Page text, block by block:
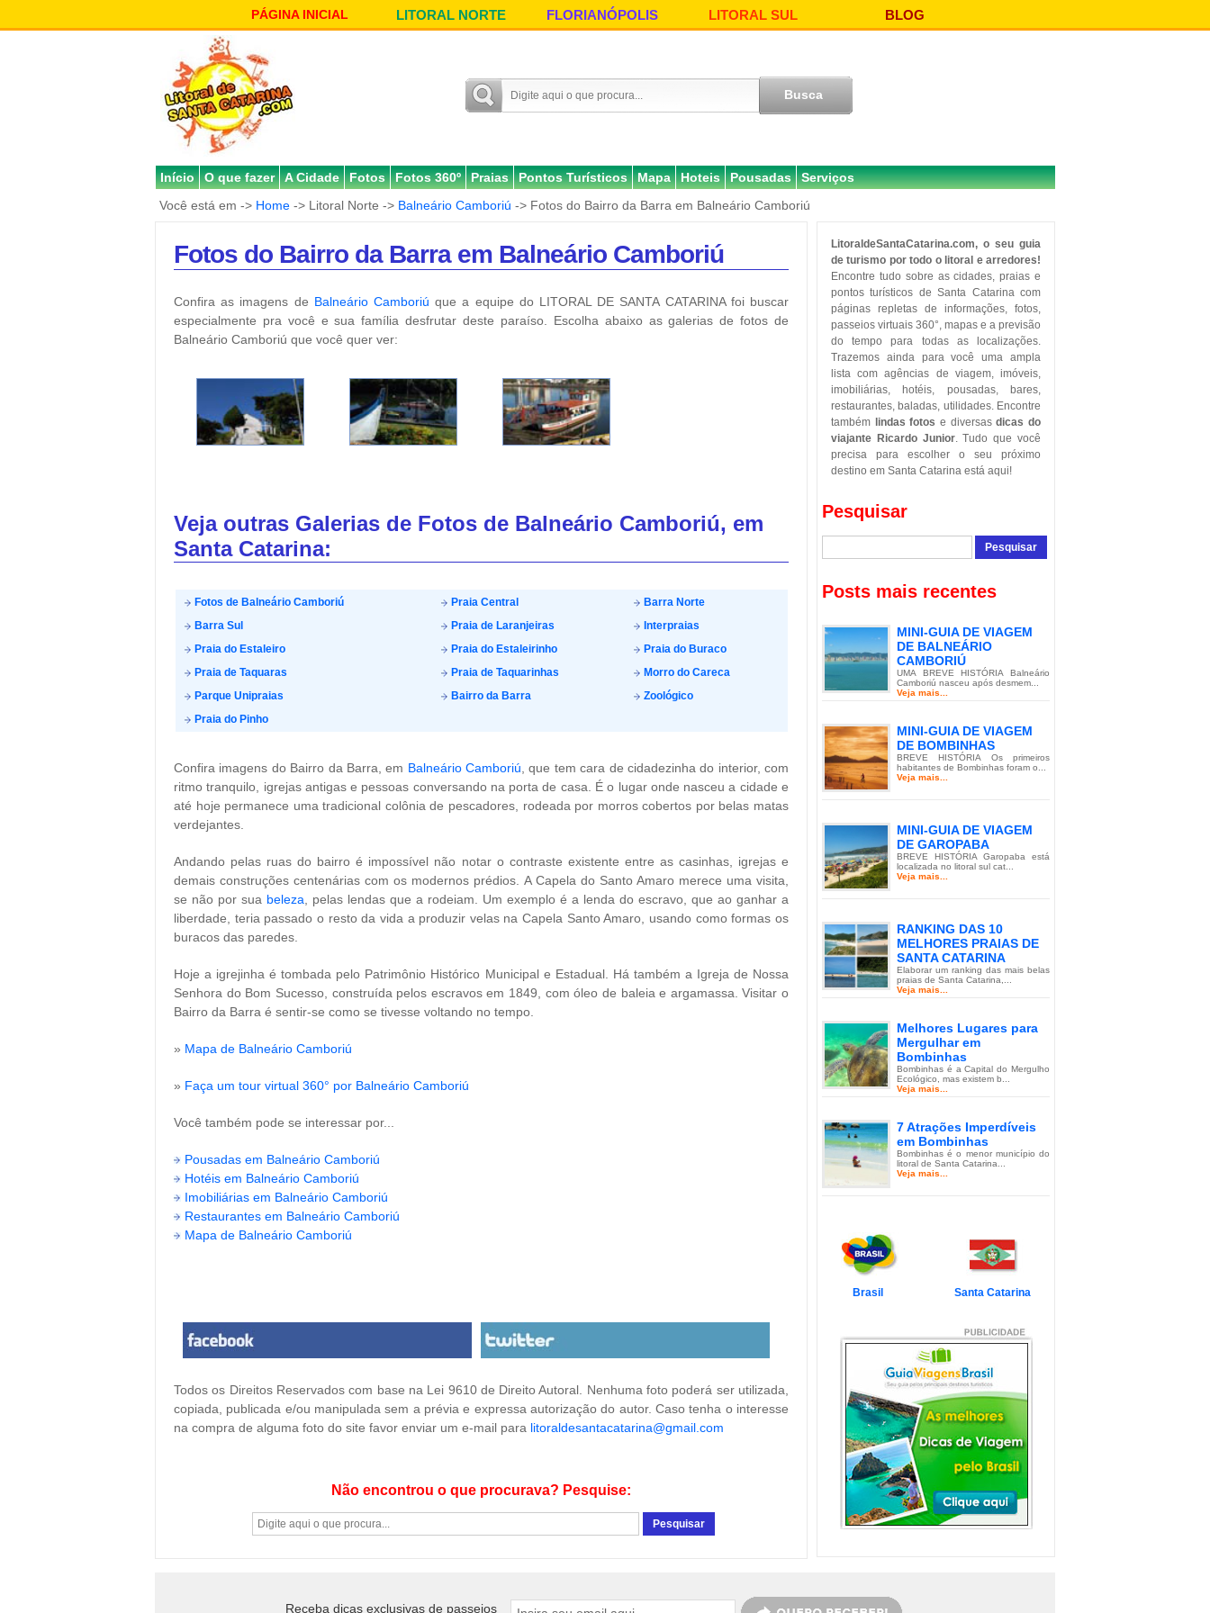
PÁGINA INICIAL LITORAL NORTE FLORIANÓPOLIS LITORAL SUL BLOG
Início O que fazer A Cidade Fotos Fotos 360º Praias Pontos Turísticos Mapa Hoteis Pousadas
Serviços
Você está em -> Home -> Litoral Norte -> Balneário Camboriú -> Fotos do Bairro da Barra em Balneário Camboriú
Fotos do Bairro da Barra em Balneário Camboriú
Confira as imagens de Balneário Camboriú que a equipe do LITORAL DE SANTA CATARINA foi buscar
especialmente pra você e sua família desfrutar deste paraíso. Escolha abaixo as galerias de fotos de
Balneário Camboriú que você quer ver:
Veja outras Galerias de Fotos de Balneário Camboriú, em
Santa Catarina:
Fotos de Balneário Camboriú Praia Central
Barra Norte
Barra Sul
Praia de Laranjeiras
Interpraias
Praia do Estaleiro
Praia do Estaleirinho
Praia do Buraco
Praia de Taquaras
Praia de Taquarinhas
Morro do Careca
Parque Unipraias
Bairro da Barra
Zoológico
Praia do Pinho
Confira imagens do Bairro da Barra, em Balneário Camboriú , que tem cara de cidadezinha do interior, com
ritmo tranquilo, igrejas antigas e pessoas conversando na porta de casa. É o lugar onde nasceu a cidade e
até hoje permanece uma tradicional colônia de pescadores, rodeada por morros cobertos por belas matas
verdejantes.
Andando pelas ruas do bairro é impossível não notar o contraste existente entre as casinhas, igrejas e
demais construções centenárias com os modernos prédios. A Capela do Santo Amaro merece uma visita,
se não por sua beleza , pelas lendas que a rodeiam. Um exemplo é a lenda do escravo, que ao ganhar a
liberdade, teria passado o resto da vida a produzir velas na Capela Santo Amaro, usando como formas os
buracos das paredes.
Hoje a igrejinha é tombada pelo Patrimônio Histórico Municipal e Estadual. Há também a Igreja de Nossa
Senhora do Bom Sucesso, construída pelos escravos em 1849, com óleo de baleia e argamassa. Visitar o
Bairro da Barra é sentir-se como se tivesse voltando no tempo.
» Mapa de Balneário Camboriú
» Faça um tour virtual 360° por Balneário Camboriú
Você também pode se interessar por...
Pousadas em Balneário Camboriú
Hotéis em Balneário Camboriú
Imobiliárias em Balneário Camboriú
Restaurantes em Balneário Camboriú
Mapa de Balneário Camboriú
Todos os Direitos Reservados com base na Lei 9610 de Direito Autoral. Nenhuma foto poderá ser utilizada,
copiada, publicada e/ou manipulada sem a prévia e expressa autorização do autor. Caso tenha o interesse
na compra de alguma foto do site favor enviar um e-mail para litoraldesantacatarina@gmail.com
Não encontrou o que procurava? Pesquise:
LitoraldeSantaCatarina.com, o seu guia
de turismo por todo o litoral e arredores!
Encontre tudo sobre as cidades, praias e
pontos turísticos de Santa Catarina com
páginas repletas de informações, fotos,
passeios virtuais 360°, mapas e a previsão
do tempo para todas as localizações.
Trazemos ainda para você uma ampla
lista com agências de viagem, imóveis,
imobiliárias, hotéis, pousadas, bares,
restaurantes, baladas, utilidades. Encontre
também
lindas fotos e diversasdicas do
viajante Ricardo Junior. Tudo que você
precisa para escolher o seu próximo
destino em Santa Catarina está aqui!
Pesquisar
Posts mais recentes
MINI-GUIA DE VIAGEM
DE BALNEÁRIO
CAMBORIÚ
UMA BREVE HISTÓRIA Balneário
Camboriú nasceu após desmem...
Veja mais...
MINI-GUIA DE VIAGEM
DE BOMBINHAS
BREVE HISTÓRIA Os primeiros
habitantes de Bombinhas foram o...
Veja mais...
MINI-GUIA DE VIAGEM
DE GAROPABA
BREVE HISTÓRIA Garopaba está
localizada no litoral sul cat...
Veja mais...
RANKING DAS 10
MELHORES PRAIAS DE
SANTA CATARINA
Elaborar um ranking das mais belas
praias de Santa Catarina,...
Veja mais...
Melhores Lugares para
Mergulhar em
Bombinhas
Bombinhas é a Capital do Mergulho
Ecológico, mas existem b...
Veja mais...
7 Atrações Imperdíveis
em Bombinhas
Bombinhas é o menor município do
litoral de Santa Catarina...
Veja mais...
de Balneário Camboriú e
Balneário Camboriú é um passeio
em Florianópolis
Florianópolis é um dos destinos mais
desejados dos último...
Veja mais...
Garopaba e Região com
Crianças
Garopaba é um município de Santa
Catarina a 80 quilômetro...
Veja mais...
Litoral de Santa Catarina
Brasil Santa Catarina
Receba dicas exclusivas de passeios